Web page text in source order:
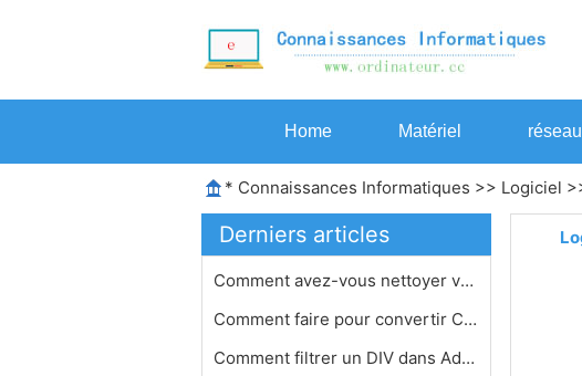
Home Matériel
* Connaissances Informatiques >> Logiciel
Derniers articles
Comment avez-vous nettoyer votre reg…
Comment faire pour convertir Clonezi…
Comment filtrer un DIV dans Adblock